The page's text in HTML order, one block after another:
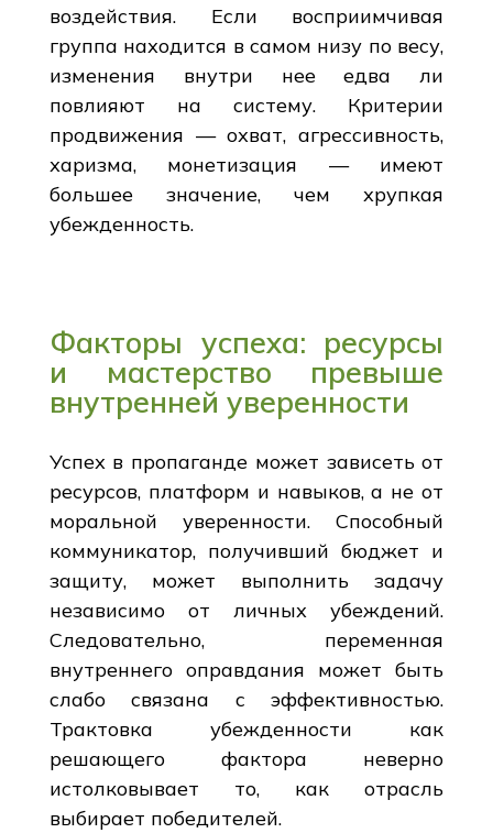
воздействия. Если восприимчивая
группа находится в самом низу по весу,
изменения внутри нее едва ли
повлияют на систему. Критерии
продвижения — охват, агрессивность,
харизма, монетизация — имеют
большее значение, чем хрупкая
убежденность.
Факторы успеха: ресурсы
и мастерство превыше
внутренней уверенности
Успех в пропаганде может зависеть от
ресурсов, платформ и навыков, а не от
моральной уверенности. Способный
коммуникатор, получивший бюджет и
защиту, может выполнить задачу
независимо от личных убеждений.
Следовательно, переменная
внутреннего оправдания может быть
слабо связана с эффективностью.
Трактовка убежденности как
решающего фактора неверно
истолковывает то, как отрасль
выбирает победителей.